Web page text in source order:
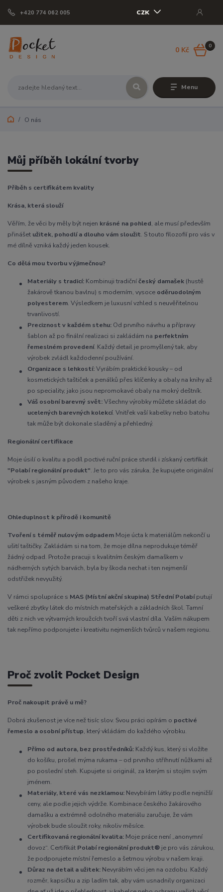
Menu
CZK
+420 774 062 005
0
0 Kč
O nás
Můj příběh lokální tvorby
Příběh s certifikátem kvality
Krása, která slouží
Věřím, že věci by měly být nejen krásné na pohled, ale musí především
přinášet užitek, pohodlí a dlouho vám sloužit. S touto filozofií pro vás v
mé dílně vzniká každý jeden kousek.
Co dělá mou tvorbu výjimečnou?
Materiály s tradicí: Kombinuji tradičníčeský damašek (hustě
žakárově tkanou bavlnu) s moderním, vysoce oděruodolným
polyesterem. Výsledkem je luxusní vzhled s neuvěřitelnou
trvanlivostí.
Preciznost v každém stehu: Od prvního návrhu a přípravy
šablon až po finální realizaci si zakládám na perfektním
řemeslném provedení. Každý detail je promyšlený tak, aby
výrobek zvládl každodenní používání.
Organizace s lehkostí:Vyrábím praktické kousky – od
kosmetických taštiček a penálků přes klíčenky a obaly na knihy až
po speciality, jako jsou nepromokavé obaly na mokrý deštník.
Váš osobní barevný svět:Všechny výrobky můžete skládat do
ucelených barevných kolekcí. Vnitřek vaší kabelky nebo batohu
tak může být dokonale sladěný a přehledný.
Regionální certifikace
Moje úsilí o kvalitu a podíl poctivé ruční práce stvrdil i získaný certifikát
"Polabí regionální produkt". Je to pro vás záruka, že kupujete originální
výrobek s jasným původem z našeho kraje.
Ohleduplnost k přírodě i komunitě
Tvoření s téměř nulovým odpadem Moje úcta k materiálům nekončí u
ušití taštičky. Zakládám si na tom, že moje dílna neprodukuje téměř
žádný odpad. Protože pracuji s kvalitním českým damaškem v
nádherných sytých barvách, byla by škoda nechat i ten nejmenší
odstřižek nevyužitý.
V rámci spolupráce s MAS (Místní akční skupina) Střední Polabíputují
veškeré zbytky látek do místních mateřských a základních škol. Tamní
děti z nich ve výtvarných kroužcích tvoří svá vlastní díla. Vaším nákupem
tak nepřímo podporujete i kreativitu nejmenších tvůrců v našem regionu.
Proč zvolit Pocket Design
Proč nakoupit právě u mě?
Dobrá zkušenost je více než tisíc slov. Svou práci opírám o poctivé
řemeslo a osobní přístup, který vkládám do každého výrobku.
Přímo od autora, bez prostředníků: Každý kus, který si vložíte
do košíku, prošel mýma rukama – od prvního stříhnutí nůžkami až
po poslední steh. Kupujete si originál, za kterým si stojím svým
jménem.
Materiály, které vás nezklamou: Nevybírám látky podle nejnižší
ceny, ale podle jejich výdrže. Kombinace českého žakárového
damašku a extrémně odolného materiálu zaručuje, že vám
výrobek bude sloužit roky, nikoliv měsíce.
Certifikovaná regionální kvalita: Moje práce není „anonymní
dovoz“. Certifikát Polabí regionální produkt® je pro vás zárukou,
že podporujete místní řemeslo a šetrnou výrobu v našem kraji.
Důraz na detail a užitek: Nevyrábím věci jen na ozdobu. Každý
rozměr, kapsičku a zip ladím tak, aby vám usnadnily organizaci